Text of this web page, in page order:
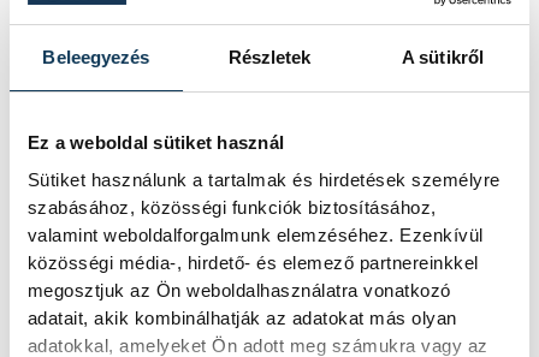
Beleegyezés Részletek A sütikről
Ez a weboldal sütiket használ
Sütiket használunk a tartalmak és hirdetések személyre
szabásához, közösségi funkciók biztosításához,
valamint weboldalforgalmunk elemzéséhez. Ezenkívül
közösségi média-, hirdető- és elemező partnereinkkel
megosztjuk az Ön weboldalhasználatra vonatkozó
adatait, akik kombinálhatják az adatokat más olyan
adatokkal, amelyeket Ön adott meg számukra vagy az
SOROZAT NŐI FUTSAL NB I/B
2025/26
HAZAI
SSC BUDAPEST
VENDÉG
VESZPRÉMI EGYETEMI
SPORT CLUB
IDŐPONT
2026. MÁRCIUS 27. 19:30
HELYSZÍN
SINOSZ SPORTCSARNOK
EREDMÉNY
4-5
RÉSZLETEK